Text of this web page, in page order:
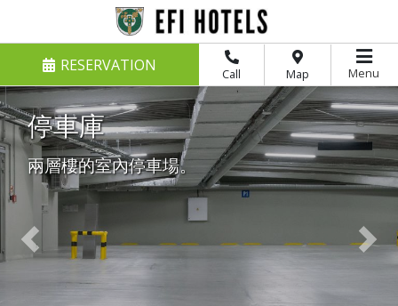
Call Map
RESERVATION Menu
停車庫
兩層樓的室內停車場。
Previous Next